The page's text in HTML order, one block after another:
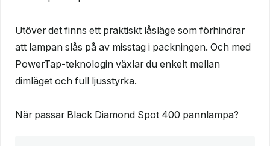
Utöver det finns ett praktiskt låsläge som förhindrar
att lampan slås på av misstag i packningen. Och med
PowerTap-teknologin växlar du enkelt mellan
dimläget och full ljusstyrka.
När passar Black Diamond Spot 400 pannlampa?